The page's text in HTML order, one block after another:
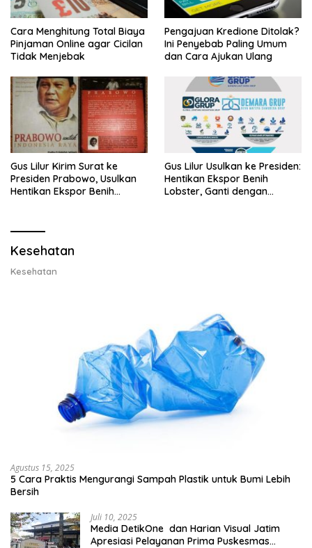
Cara Menghitung Total Biaya
Pinjaman Online agar Cicilan
Tidak Menjebak
Pengajuan Kredione Ditolak?
Ini Penyebab Paling Umum
dan Cara Ajukan Ulang
Gus Lilur Kirim Surat ke
Presiden Prabowo, Usulkan
Hentikan Ekspor Benih
Gus Lilur Usulkan ke Presiden:
Hentikan Ekspor Benih
Lobster, Ganti dengan
Kesehatan
Kesehatan
Agustus 15, 2025
5 Cara Praktis Mengurangi Sampah Plastik untuk Bumi Lebih
Bersih
Juli 10, 2025
Media DetikOne dan Harian Visual Jatim
Apresiasi Pelayanan Prima Puskesmas